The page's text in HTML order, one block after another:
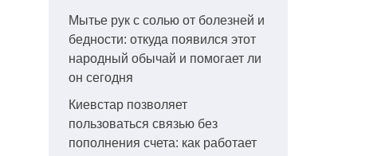
Мытье рук с солью от болезней и
бедности: откуда появился этот
народный обычай и помогает ли
он сегодня
Киевстар позволяет
пользоваться связью без
пополнения счета: как работает